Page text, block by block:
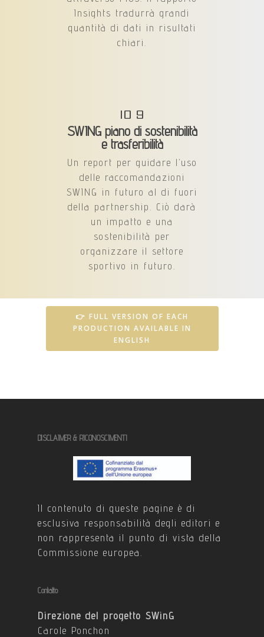
Insights tradurrà grandi
quantità di dati in risultati
chiari.
IO 9
SWING piano di sostenibilità
e trasferibilità
Un report per guidare l’uso
delle raccomandazioni
SWING in futuro al di fuori
della partnership. Ciò darà
un impatto e una
sostenibilità per
organizzare il settore
sportivo in futuro.
👉 FULL VERSION OF EACH
PRODUCTION AVAILABLE IN
ENGLISH
DISCLAIMER & RICONOSCIMENTI
Il contenuto di queste pagine è di
esclusiva responsabilità degli editori e
non rappresenta il punto di vista della
Commissione europea.
Contatto
Direzione del progetto SWinG
Carole Ponchon